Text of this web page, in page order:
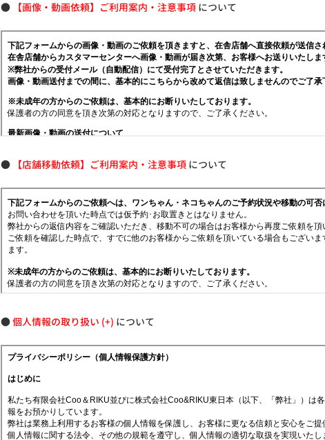
● 【画像・動画依頼】ご利用案内・注意事項 について
● 【店舗移動依頼】ご利用案内・注意事項 について
●個人情報の取り扱い について